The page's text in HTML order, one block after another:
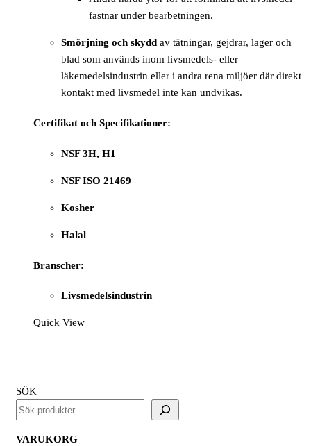
fastnar under bearbetningen.
Smörjning och skydd av tätningar, gejdrar, lager och
blad som används inom livsmedels- eller
läkemedelsindustrin eller i andra rena miljöer där direkt
kontakt med livsmedel inte kan undvikas.
Certifikat och Specifikationer:
NSF 3H, H1
NSF ISO 21469
Kosher
Halal
Branscher:
Livsmedelsindustrin
Quick View
SÖK
VARUKORG